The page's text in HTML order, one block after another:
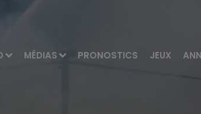
MÉDIAS PRONOSTICS JEUX